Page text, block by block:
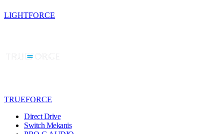
LIGHTFORCE
TRUEFORCE
Direct Drive
Switch Mekanis